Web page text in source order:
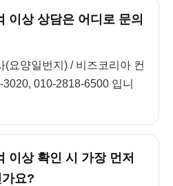
이상 상담은 어디로 문의
요양일번지) / 비즈코리아 컨
010-2818-6500 입니
이상 확인 시 가장 먼저
요?